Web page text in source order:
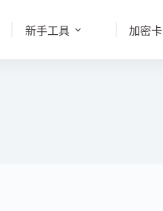
新手工具 加密卡